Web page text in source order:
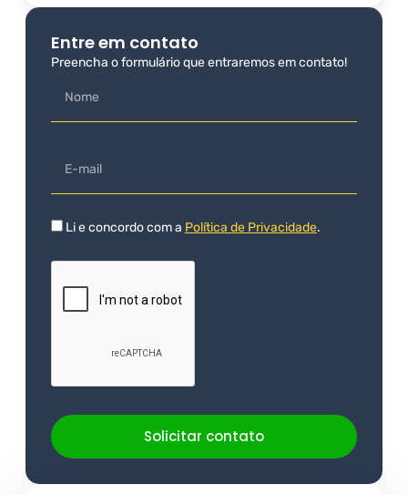
Entre em contato
Preencha o formulário que entraremos em contato!
Li e concordo com a Política de Privacidade.
Solicitar contato